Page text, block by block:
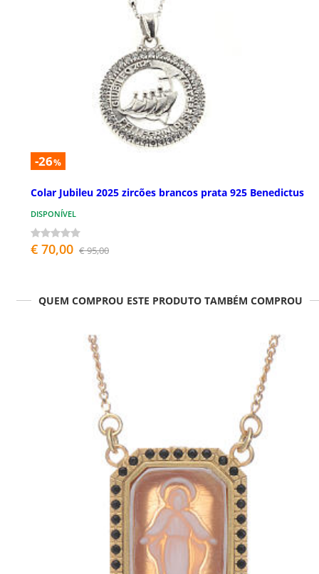
-26%
Colar Jubileu 2025 zircões brancos prata 925 Benedictus
DISPONÍVEL
€ 70,00 € 95,00
QUEM COMPROU ESTE PRODUTO TAMBÉM COMPROU